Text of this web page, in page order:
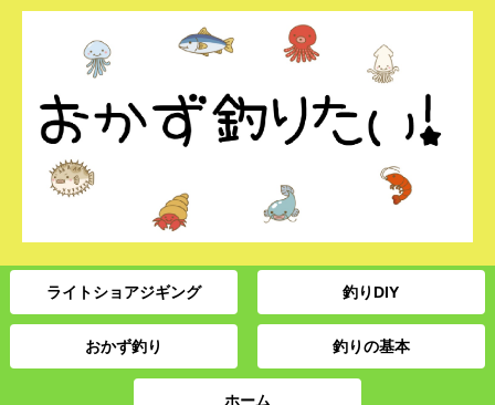
ライトショアジギング 釣りDIY
おかず釣り 釣りの基本
ホーム